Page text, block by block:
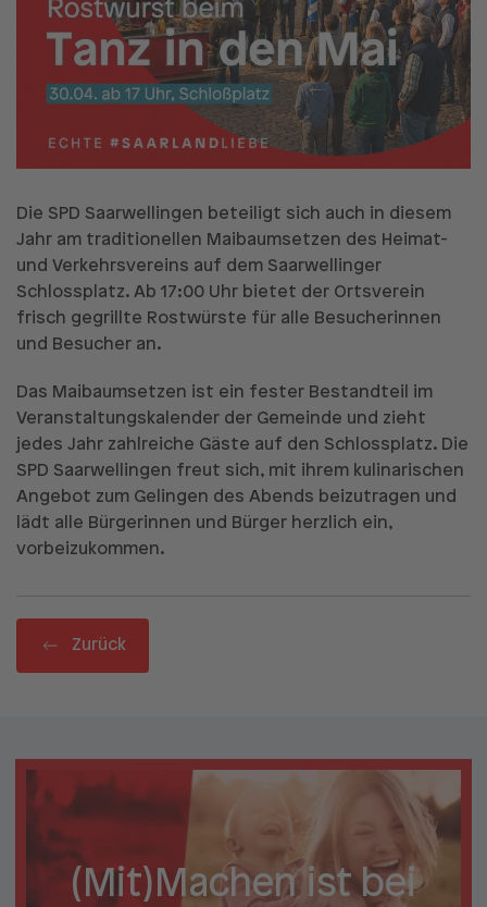
Die SPD Saarwellingen beteiligt sich auch in diesem
Jahr am traditionellen Maibaumsetzen des Heimat-
und Verkehrsvereins auf dem Saarwellinger
Schlossplatz. Ab 17:00 Uhr bietet der Ortsverein
frisch gegrillte Rostwürste für alle Besucherinnen
und Besucher an.
Das Maibaumsetzen ist ein fester Bestandteil im
Veranstaltungskalender der Gemeinde und zieht
jedes Jahr zahlreiche Gäste auf den Schlossplatz. Die
SPD Saarwellingen freut sich, mit ihrem kulinarischen
Angebot zum Gelingen des Abends beizutragen und
lädt alle Bürgerinnen und Bürger herzlich ein,
vorbeizukommen.
Zurück
(Mit)Machen ist bei